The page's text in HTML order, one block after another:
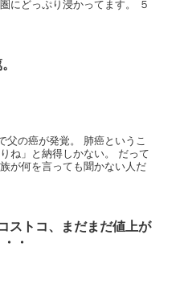
にどっぷり浸かってます。 ５
父の癌が発覚。 肺癌というこ
ね」と納得しかない。 だって
が何を言っても聞かない人だ
ストコ、まだまだ値上が
・